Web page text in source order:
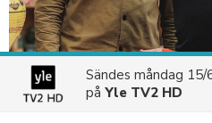
Sändes måndag 15/
på Yle TV2 HD